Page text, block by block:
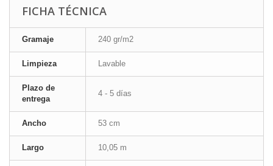
FICHA TÉCNICA
Gramaje 240 gr/m2
Limpieza Lavable
Plazo de
entrega
4 - 5 días
Ancho 53 cm
Largo 10,05 m